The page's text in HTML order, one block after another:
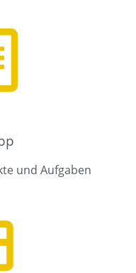
und Aufgaben​